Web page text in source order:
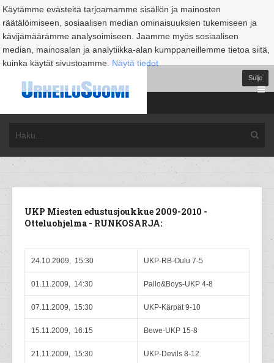
Käytämme evästeitä tarjoamamme sisällön ja mainosten
räätälöimiseen, sosiaalisen median ominaisuuksien tukemiseen ja
kävijämäärämme analysoimiseen. Jaamme myös sosiaalisen
median, mainosalan ja analytiikka-alan kumppaneillemme tietoa siitä,
kuinka käytät sivustoamme. Näytä tiedot
Sulje
UKP Miesten edustusjoukkue 2009-2010 -
Otteluohjelma - RUNKOSARJA:
24.10.2009, 15:30 UKP-RB-Oulu 7-5
01.11.2009, 14:30 Pallo&Boys-UKP 4-8
07.11.2009, 15:30 UKP-Kärpät 9-10
15.11.2009, 16:15 Bewe-UKP 15-8
21.11.2009, 15:30 UKP-Devils 8-12